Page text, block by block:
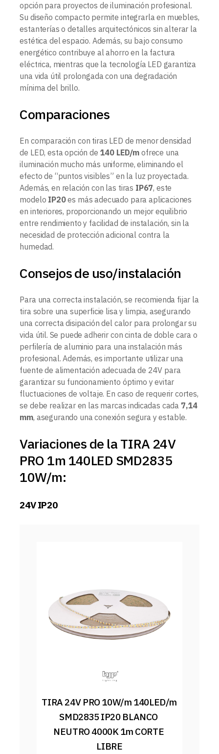
opción para proyectos de iluminación profesional.
Su diseño compacto permite integrarla en muebles,
estanterías o detalles arquitectónicos sin alterar la
estética del espacio. Además, su bajo consumo
energético contribuye al ahorro en la factura
eléctrica, mientras que la tecnología LED garantiza
una vida útil prolongada con una degradación
mínima del brillo.
Comparaciones
En comparación con tiras LED de menor densidad
de LED, esta opción de 140 LED/m ofrece una
iluminación mucho más uniforme, eliminando el
efecto de “puntos visibles” en la luz proyectada.
Además, en relación con las tiras IP67, este
modelo IP20es más adecuado para aplicaciones
en interiores, proporcionando un mejor equilibrio
entre rendimiento y facilidad de instalación, sin la
necesidad de protección adicional contra la
humedad.
Consejos de uso/instalación
Para una correcta instalación, se recomienda fijar la
tira sobre una superficie lisa y limpia, asegurando
una correcta disipación del calor para prolongar su
vida útil. Se puede adherir con cinta de doble cara o
perfilería de aluminio para una instalación más
profesional. Además, es importante utilizar una
fuente de alimentación adecuada de 24V para
garantizar su funcionamiento óptimo y evitar
fluctuaciones de voltaje. En caso de requerir cortes,
se debe realizar en las marcas indicadas cada 7,14
mm, asegurando una conexión segura y estable.
Variaciones de la TIRA 24V
PRO 1m 140LED SMD2835
10W/m:
24V IP20
TIRA 24V PRO 10W/m 140LED/m
SMD2835 IP20 BLANCO
NEUTRO 4000K 1m CORTE
LIBRE